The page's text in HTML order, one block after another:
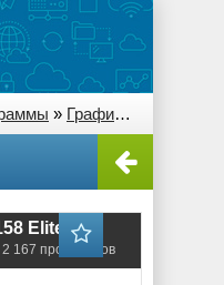
» Графические редакторы (2D)
Elite
2 167 просмотров